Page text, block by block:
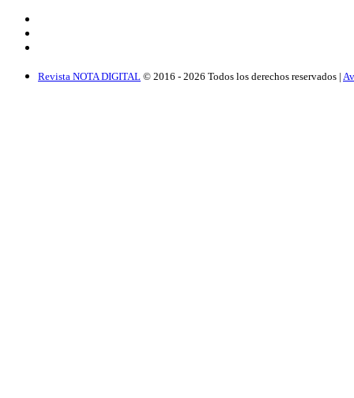
Revista NOTA DIGITAL © 2016 - 2026 Todos los derechos reservados |